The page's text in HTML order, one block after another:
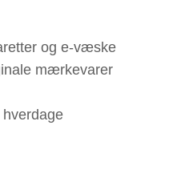
og e-væske
mærkevarer